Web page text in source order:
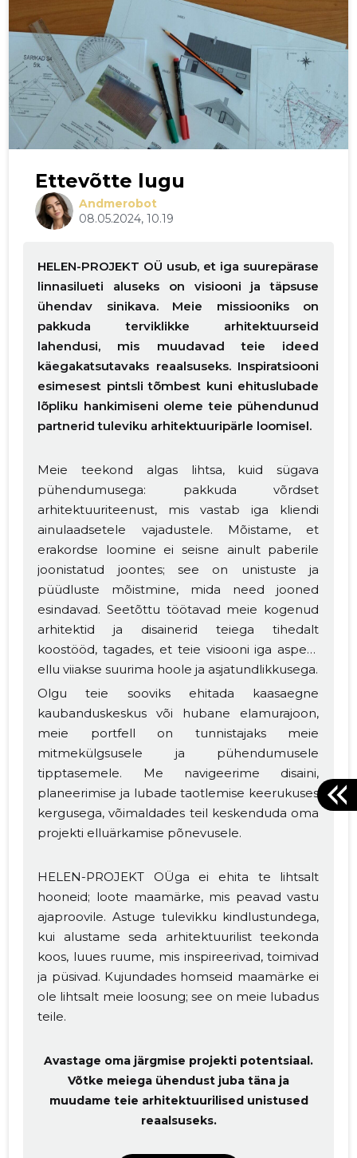
Ettevõtte lugu
Andmerobot
08.05.2024, 10.19
HELEN-PROJEKT OÜ usub, et iga suurepärase
linnasilueti aluseks on visiooni ja täpsuse
ühendav sinikava. Meie missiooniks on
pakkuda terviklikke arhitektuurseid
lahendusi, mis muudavad teie ideed
käegakatsutavaks reaalsuseks. Inspiratsiooni
esimesest pintsli tõmbest kuni ehituslubade
lõpliku hankimiseni oleme teie pühendunud
partnerid tuleviku arhitektuuripärle loomisel.
Meie teekond algas lihtsa, kuid sügava
pühendumusega: pakkuda võrdset
arhitektuuriteenust, mis vastab iga kliendi
ainulaadsetele vajadustele. Mõistame, et
erakordse loomine ei seisne ainult paberile
joonistatud joontes; see on unistuste ja
püüdluste mõistmine, mida need jooned
esindavad. Seetõttu töötavad meie kogenud
arhitektid ja disainerid teiega tihedalt
koostööd, tagades, et teie visiooni iga aspekt
ellu viiakse suurima hoole ja asjatundlikkusega.
Olgu teie sooviks ehitada kaasaegne
kaubanduskeskus või hubane elamurajoon,
meie portfell on tunnistajaks meie
mitmekülgsusele ja pühendumusele
tipptasemele. Me navigeerime disaini,
planeerimise ja lubade taotlemise keerukuses
kergusega, võimaldades teil keskenduda oma
projekti elluärkamise põnevusele.
HELEN-PROJEKT OÜga ei ehita te lihtsalt
hooneid; loote maamärke, mis peavad vastu
ajaproovile. Astuge tulevikku kindlustundega,
kui alustame seda arhitektuurilist teekonda
koos, luues ruume, mis inspireerivad, toimivad
ja püsivad. Kujundades homseid maamärke ei
ole lihtsalt meie loosung; see on meie lubadus
teile.
Avastage oma järgmise projekti potentsiaal.
Võtke meiega ühendust juba täna ja
muudame teie arhitektuurilised unistused
reaalsuseks.